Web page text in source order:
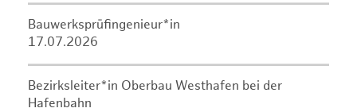
Bauwerksprüfingenieur*in
17.07.2026
Bezirksleiter*in Oberbau Westhafen bei der
Hafenbahn